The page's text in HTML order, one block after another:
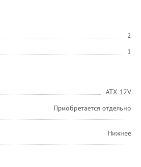
2
1
ATX 12V
Приобретается отдельно
Нижнее